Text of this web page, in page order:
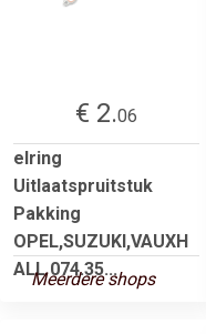
€ 2.06
elring
Uitlaatspruitstuk
Pakking
OPEL,SUZUKI,VAUXH
ALL 074.35...
Meerdere shops